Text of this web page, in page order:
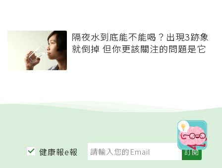
隔夜水到底能不能喝？出現3跡象
就倒掉 但你更該關注的問題是它
健康報e報